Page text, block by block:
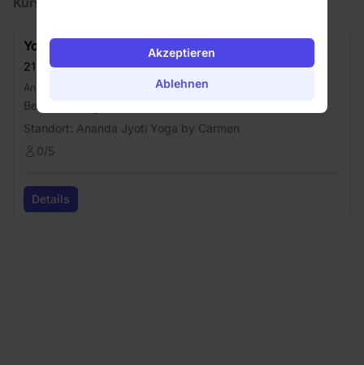
Yoga für Jugendliche
21.08.2026(16:45Uhr) - 25.09.2026(17:45Uhr)
Ananda Jyoti Yoga by Carmen
Bei:
Standort: Ananda Jyoti Yoga by Carmen
0/5
Details
Akzeptieren
Ablehnen